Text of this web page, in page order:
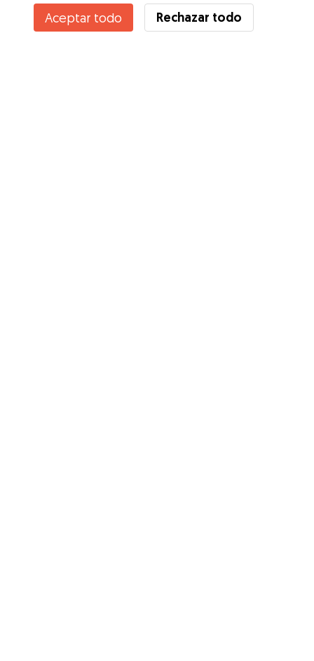
¿Conoces los Beneficios de Gudog? Ver más
Aceptar todo Rechazar todo